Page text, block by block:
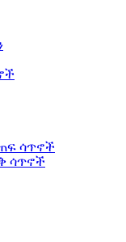
ሳጥኖች
ሳጥኖች